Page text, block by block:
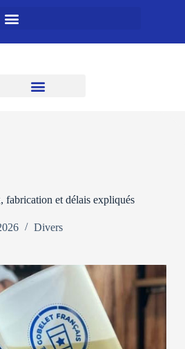
fabrication et délais expliqués
Divers